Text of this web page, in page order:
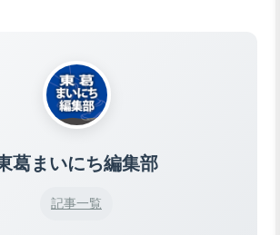
葛まいにち編集部
記事一覧